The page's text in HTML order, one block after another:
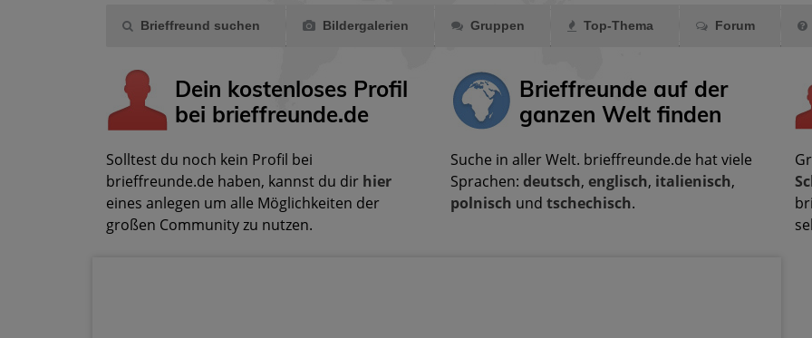
Brieffreund suchen Bildergalerien Gruppen Top-Thema Forum
Dein kostenloses Profil
bei brieffreunde.de
Solltest du noch kein Profil bei
brieffreunde.de haben, kannst du dir hier
eines anlegen um alle Möglichkeiten der
großen Community zu nutzen.
Brieffreunde auf der
ganzen Welt finden
Suche in aller Welt. brieffreunde.de hat viele
Sprachen: deutsch, englisch, italienisch,
polnisch und tschechisch.